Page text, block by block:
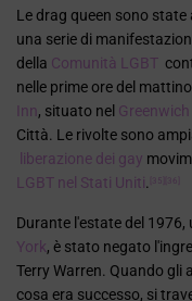
Le drag queen sono state
una serie di
della Comunità LGBT
nelle prime ore del
Inn, situato nel
Città. Le rivolte sono
liberazione dei gay
LGBT nel Stati Uniti. [35] [36]
Durante l'estate del 1976,
York, è stato negato
Terry Warren. Quando gli
cosa era successo, si